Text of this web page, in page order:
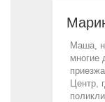
Маша,
многие
Центр,